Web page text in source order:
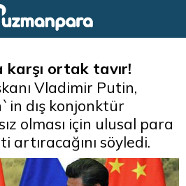
ortak tavır!
Vladimir Putin,
dış konjonktür
olması için ulusal para
söyledi.